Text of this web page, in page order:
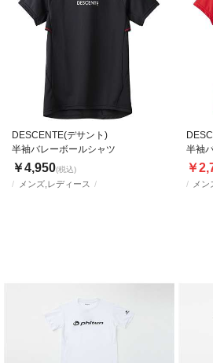
メンズ,レディース
DESCENTE(デサント)
半袖バレーボールシャツ
￥4,950(税込)
メン
半袖
￥